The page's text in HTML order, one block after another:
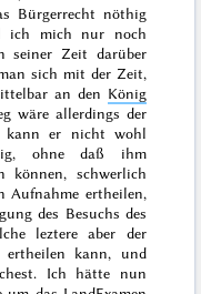
Bürgerrecht nöthig
ich mich nur noch
seiner Zeit darüber
sich mit der Zeit,
an den König
wäre allerdings der
kann er nicht wohl
ohne daß ihm
können, schwerlich
Aufnahme ertheilen,
des Besuchs des
leztere aber der
kann, und
Ich hätte nun